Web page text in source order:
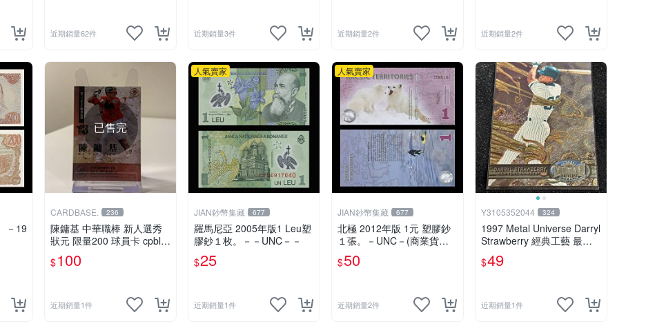
近期銷量62件 近期銷量3件 近期銷量2件 近期銷量2件
－19
已售完
CARDBASE. 236
陳鏞基 中華職棒 新人選秀
狀元 限量200 球員卡 cpbl
統一獅2011 新人卡
$100
近期銷量1件
人氣賣家
JIAN鈔幣集藏 677
羅馬尼亞 2005年版1 Leu塑
膠鈔１枚。－－UNC－－
$25
近期銷量1件
人氣賣家
JIAN鈔幣集藏 677
北極 2012年版 1元 塑膠鈔
１張。－UNC－(商業貨幣-
塑膠鈔)
$50
近期銷量2件
Y3105352044 324
1997 Metal Universe Darryl
Strawberry 經典工藝 最美
設計 紅寶原型 神卡 洋基隊
十月先生
$49
近期銷量1件